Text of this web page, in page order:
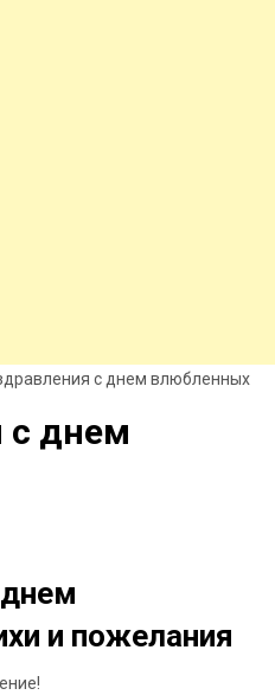
с днем влюбленных
с днем
и пожелания